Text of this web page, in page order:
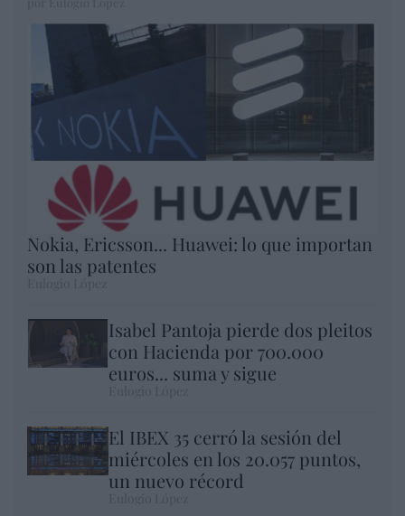
Nokia, Ericsson... Huawei: lo que importan
son las patentes
Isabel Pantoja pierde dos pleitos
con Hacienda por 700.000
euros... suma y sigue
El IBEX 35 cerró la sesión del
miércoles en los 20.057 puntos,
un nuevo récord